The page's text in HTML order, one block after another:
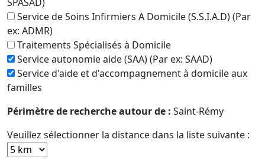
Service de Soins Infirmiers A Domicile (S.S.I.A.D) (Par
ex: ADMR)
Traitements Spécialisés à Domicile
Service autonomie aide (SAA) (Par ex: SAAD)
Service d'aide et d'accompagnement à domicile aux
familles
Périmètre de recherche autour de : Saint-Rémy
Veuillez sélectionner la distance dans la liste suivante :